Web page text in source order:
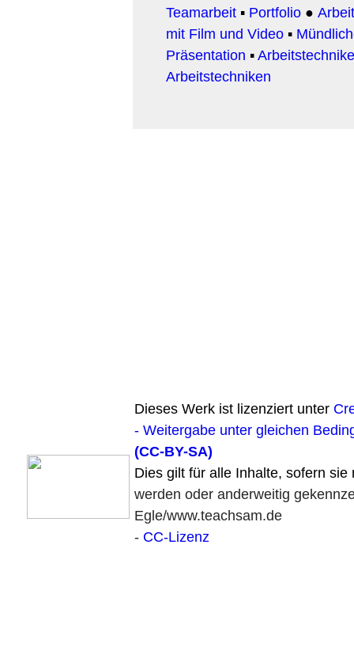
Teamarbeit ▪ Portfolio ●
mit Film und Video ▪
Präsentation ▪
Arbeitstechniken
Dieses Werk ist lizenziert unter
- Weitergabe unter gleichen
(CC-BY-SA)
Dies gilt für alle Inhalte, sofern
werden oder anderweitig
Egle/www.teachsam.de
- CC-Lizenz